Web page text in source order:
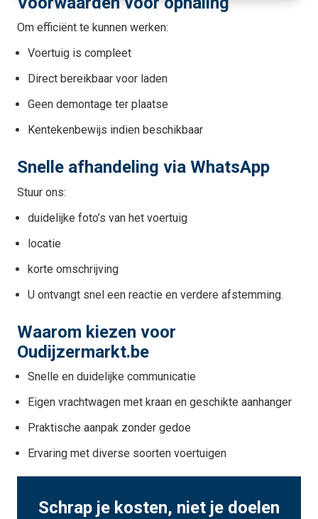
Om efficiënt te kunnen werken:
Voertuig is compleet
Direct bereikbaar voor laden
Geen demontage ter plaatse
Kentekenbewijs indien beschikbaar
Snelle afhandeling via WhatsApp
Stuur ons:
duidelijke foto’s van het voertuig
locatie
korte omschrijving
U ontvangt snel een reactie en verdere afstemming.
Waarom kiezen voor
Oudijzermarkt.be
Snelle en duidelijke communicatie
Eigen vrachtwagen met kraan en geschikte aanhanger
Praktische aanpak zonder gedoe
Ervaring met diverse soorten voertuigen
Schrap je kosten, niet je doelen